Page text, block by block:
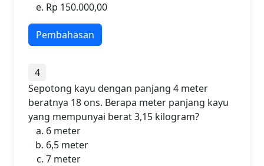
Rp 150.000,00
Pembahasan
4
Sepotong kayu dengan panjang 4 meter
beratnya 18 ons. Berapa meter panjang kayu
yang mempunyai berat 3,15 kilogram?
6 meter
6,5 meter
7 meter